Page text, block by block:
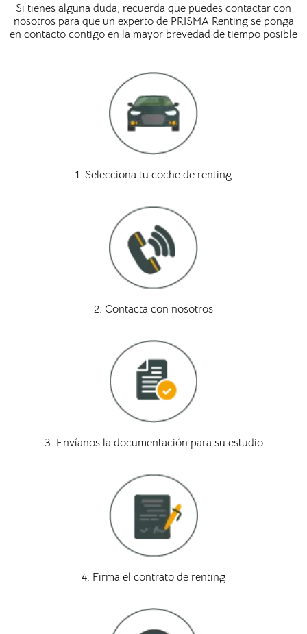
Si tienes alguna duda, recuerda que puedes contactar con
nosotros para que un experto de PRISMA Renting se ponga
en contacto contigo en la mayor brevedad de tiempo posible
1. Selecciona tu coche de renting
2. Contacta con nosotros
3. Envíanos la documentación para su estudio
4. Firma el contrato de renting